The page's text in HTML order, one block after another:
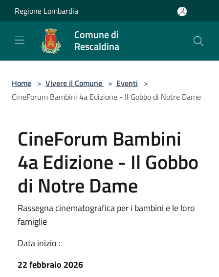
Salta al contenuto principale
Regione Lombardia
Comune di
Rescaldina
Home > Vivere il Comune > Eventi >
CineForum Bambini 4a Edizione - Il Gobbo di Notre Dame
CineForum Bambini
4a Edizione - Il Gobbo
di Notre Dame
Rassegna cinematografica per i bambini e le loro
famiglie
Data inizio :
22 febbraio 2026